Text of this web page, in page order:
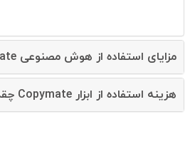
مزایای استفاده از هوش مصنوعی Copymate چیست؟
هزینه استفاده از ابزار Copymate چقدر است؟